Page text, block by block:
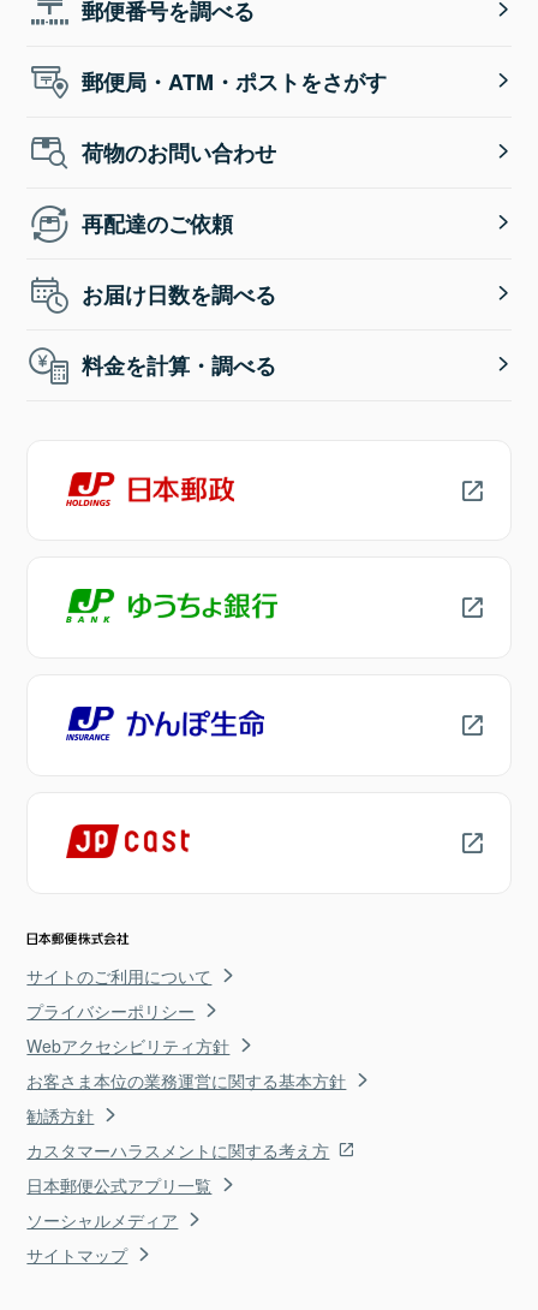
郵便番号を調べる
郵便局・ATM・ポストをさがす
荷物のお問い合わせ
再配達のご依頼
お届け日数を調べる
料金を計算・調べる
サイトのご利用について
プライバシーポリシー
Webアクセシビリティ方針
お客さま本位の業務運営に関する基本方針
勧誘方針
カスタマーハラスメントに関する考え方
日本郵便公式アプリ一覧
ソーシャルメディア
サイトマップ